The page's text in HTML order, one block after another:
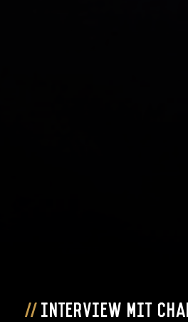
Interview mit